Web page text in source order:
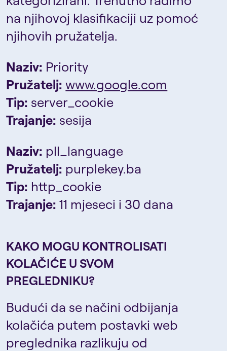
na njihovoj klasifikaciji uz pomoć
njihovih pružatelja.
Naziv: Priority
Pružatelj: www.google.com
Tip: server_cookie
Trajanje: sesija
Naziv: pll_language
Pružatelj: purplekey.ba
Tip: http_cookie
Trajanje: 11 mjeseci i 30 dana
KAKO MOGU KONTROLISATI
KOLAČIĆE U SVOM
PREGLEDNIKU?
Budući da se načini odbijanja
kolačića putem postavki web
preglednika razlikuju od